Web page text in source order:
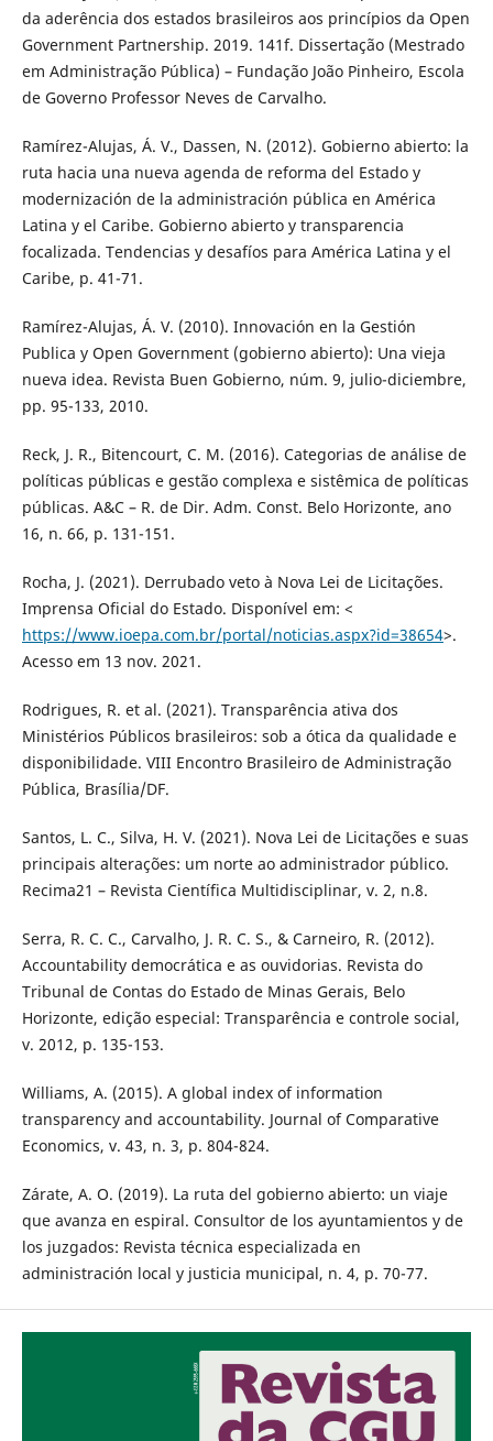
da aderência dos estados brasileiros aos princípios da Open
Government Partnership. 2019. 141f. Dissertação (Mestrado
em Administração Pública) – Fundação João Pinheiro, Escola
de Governo Professor Neves de Carvalho.
Ramírez-Alujas, Á. V., Dassen, N. (2012). Gobierno abierto: la
ruta hacia una nueva agenda de reforma del Estado y
modernización de la administración pública en América
Latina y el Caribe. Gobierno abierto y transparencia
focalizada. Tendencias y desafíos para América Latina y el
Caribe, p. 41-71.
Ramírez-Alujas, Á. V. (2010). Innovación en la Gestión
Publica y Open Government (gobierno abierto): Una vieja
nueva idea. Revista Buen Gobierno, núm. 9, julio-diciembre,
pp. 95-133, 2010.
Reck, J. R., Bitencourt, C. M. (2016). Categorias de análise de
políticas públicas e gestão complexa e sistêmica de políticas
públicas. A&C – R. de Dir. Adm. Const. Belo Horizonte, ano
16, n. 66, p. 131-151.
Rocha, J. (2021). Derrubado veto à Nova Lei de Licitações.
Imprensa Oficial do Estado. Disponível em: <
https://www.ioepa.com.br/portal/noticias.aspx?id=38654>.
Acesso em 13 nov. 2021.
Rodrigues, R. et al. (2021). Transparência ativa dos
Ministérios Públicos brasileiros: sob a ótica da qualidade e
disponibilidade. VIII Encontro Brasileiro de Administração
Pública, Brasília/DF.
Santos, L. C., Silva, H. V. (2021). Nova Lei de Licitações e suas
principais alterações: um norte ao administrador público.
Recima21 – Revista Científica Multidisciplinar, v. 2, n.8.
Serra, R. C. C., Carvalho, J. R. C. S., & Carneiro, R. (2012).
Accountability democrática e as ouvidorias. Revista do
Tribunal de Contas do Estado de Minas Gerais, Belo
Horizonte, edição especial: Transparência e controle social,
v. 2012, p. 135-153.
Williams, A. (2015). A global index of information
transparency and accountability. Journal of Comparative
Economics, v. 43, n. 3, p. 804-824.
Zárate, A. O. (2019). La ruta del gobierno abierto: un viaje
que avanza en espiral. Consultor de los ayuntamientos y de
los juzgados: Revista técnica especializada en
administración local y justicia municipal, n. 4, p. 70-77.